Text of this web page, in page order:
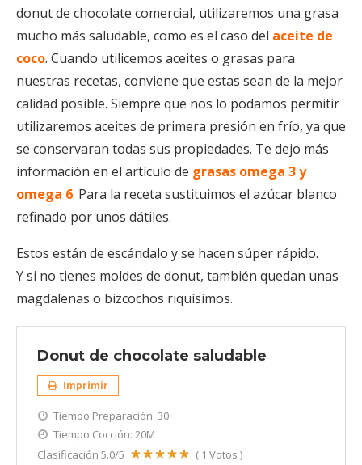
donut de chocolate comercial, utilizaremos una grasa
mucho más saludable, como es el caso del aceite de
coco. Cuando utilicemos aceites o grasas para
nuestras recetas, conviene que estas sean de la mejor
calidad posible. Siempre que nos lo podamos permitir
utilizaremos aceites de primera presión en frío, ya que
se conservaran todas sus propiedades. Te dejo más
información en el artículo de grasas omega 3 y
omega 6. Para la receta sustituimos el azúcar blanco
refinado por unos dátiles.
Estos están de escándalo y se hacen súper rápido.
Y si no tienes moldes de donut, también quedan unas
magdalenas o bizcochos riquísimos.
Donut de chocolate saludable
Imprimir
Tiempo Preparación: 30
Tiempo Cocción: 20M
Clasificación 5.0/5 ( 1 Votos )